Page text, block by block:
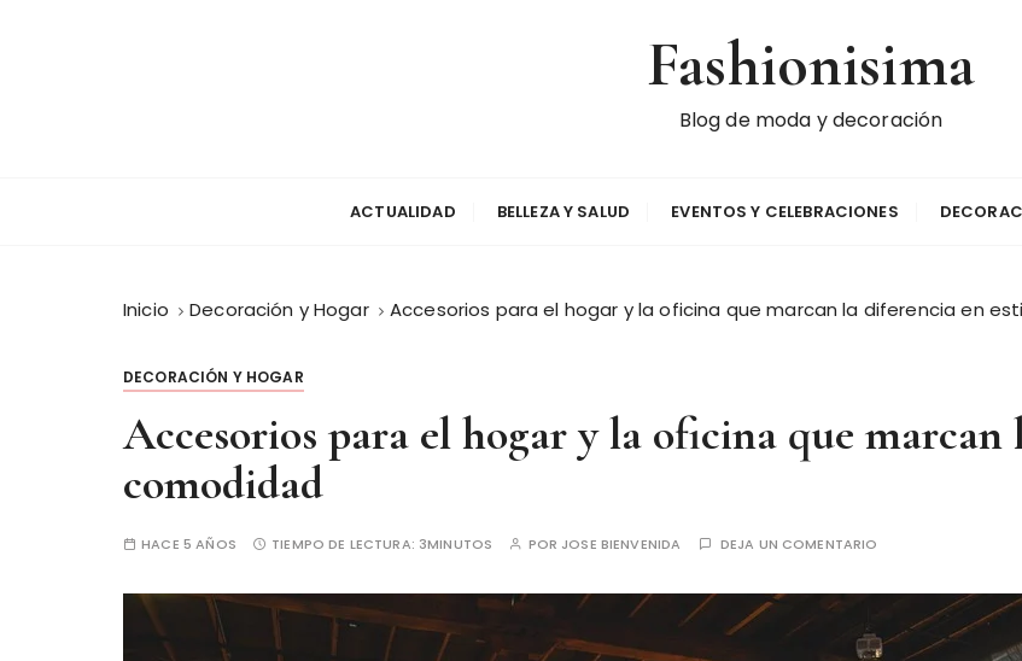
Fashionisima
Blog de moda y decoración
ACTUALIDAD BELLEZA Y SALUD EVENTOS Y CELEBRACIONES
Inicio Decoración y Hogar Accesorios para el hogar y la oficina que marcan la diferencia en
DECORACIÓN Y HOGAR
Accesorios para el hogar y la oficina que
comodidad
HACE 5 AÑOS TIEMPO DE LECTURA: 3MINUTOS POR JOSE BIENVENIDA DEJA UN COMENTARIO